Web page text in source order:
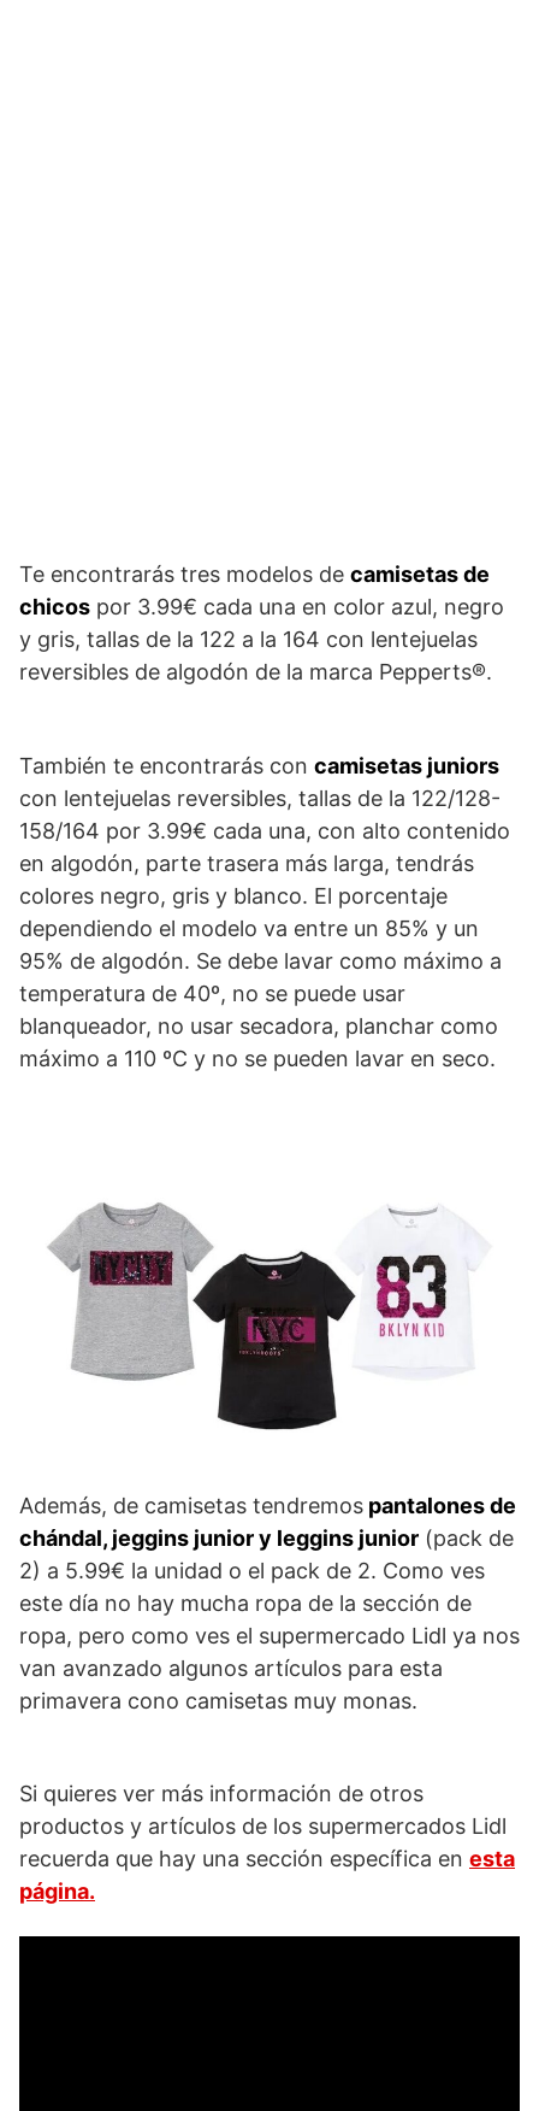
Te encontrarás tres modelos de camisetas de
chicos por 3.99€ cada una en color azul, negro
y gris, tallas de la 122 a la 164 con lentejuelas
reversibles de algodón de la marca Pepperts®.
También te encontrarás con camisetas juniors
con lentejuelas reversibles, tallas de la 122/128-
158/164 por 3.99€ cada una, con alto contenido
en algodón, parte trasera más larga, tendrás
colores negro, gris y blanco. El porcentaje
dependiendo el modelo va entre un 85% y un
95% de algodón. Se debe lavar como máximo a
temperatura de 40º, no se puede usar
blanqueador, no usar secadora, planchar como
máximo a 110 ºC y no se pueden lavar en seco.
Además, de camisetas tendremos pantalones de
chándal, jeggins junior y leggins junior (pack de
2) a 5.99€ la unidad o el pack de 2. Como ves
este día no hay mucha ropa de la sección de
ropa, pero como ves el supermercado Lidl ya nos
van avanzado algunos artículos para esta
primavera cono camisetas muy monas.
Si quieres ver más información de otros
productos y artículos de los supermercados Lidl
recuerda que hay una sección específica en esta
página.